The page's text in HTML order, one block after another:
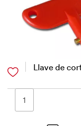
Llave de
1